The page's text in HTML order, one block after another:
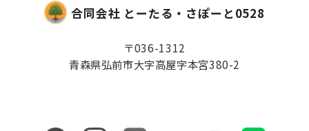
合同会社 とーたる・さぽーと0528
〒036-1312
青森県弘前市大字高屋字本宮380-2